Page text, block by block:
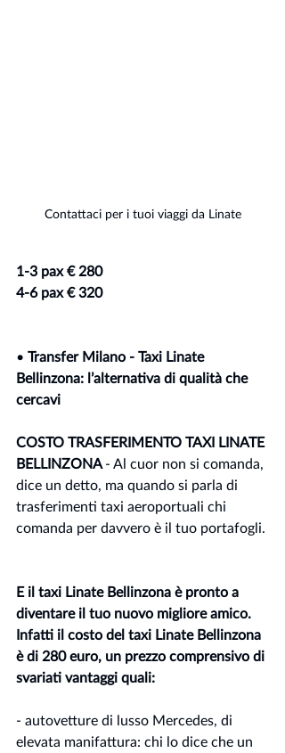
Contattaci per i tuoi viaggi da Linate
1-3 pax € 280
4-6 pax € 320
• Transfer Milano - Taxi Linate
Bellinzona: l’alternativa di qualità che
cercavi
COSTO TRASFERIMENTO TAXI LINATE
BELLINZONA - Al cuor non si comanda,
dice un detto, ma quando si parla di
trasferimenti taxi aeroportuali chi
comanda per davvero è il tuo portafogli.
E il taxi Linate Bellinzona è pronto a
diventare il tuo nuovo migliore amico.
Infatti il costo del taxi Linate Bellinzona
è di 280 euro, un prezzo comprensivo di
svariati vantaggi quali:
- autovetture di lusso Mercedes, di
elevata manifattura: chi lo dice che un